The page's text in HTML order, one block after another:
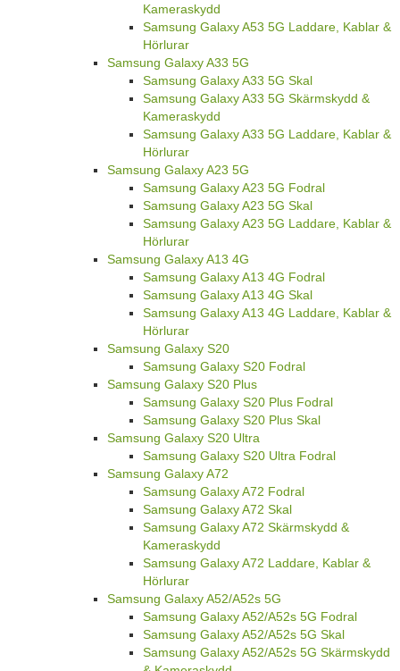
Kameraskydd
Samsung Galaxy A53 5G Laddare, Kablar &
Hörlurar
Samsung Galaxy A33 5G
Samsung Galaxy A33 5G Skal
Samsung Galaxy A33 5G Skärmskydd &
Kameraskydd
Samsung Galaxy A33 5G Laddare, Kablar &
Hörlurar
Samsung Galaxy A23 5G
Samsung Galaxy A23 5G Fodral
Samsung Galaxy A23 5G Skal
Samsung Galaxy A23 5G Laddare, Kablar &
Hörlurar
Samsung Galaxy A13 4G
Samsung Galaxy A13 4G Fodral
Samsung Galaxy A13 4G Skal
Samsung Galaxy A13 4G Laddare, Kablar &
Hörlurar
Samsung Galaxy S20
Samsung Galaxy S20 Fodral
Samsung Galaxy S20 Plus
Samsung Galaxy S20 Plus Fodral
Samsung Galaxy S20 Plus Skal
Samsung Galaxy S20 Ultra
Samsung Galaxy S20 Ultra Fodral
Samsung Galaxy A72
Samsung Galaxy A72 Fodral
Samsung Galaxy A72 Skal
Samsung Galaxy A72 Skärmskydd &
Kameraskydd
Samsung Galaxy A72 Laddare, Kablar &
Hörlurar
Samsung Galaxy A52/A52s 5G
Samsung Galaxy A52/A52s 5G Fodral
Samsung Galaxy A52/A52s 5G Skal
Samsung Galaxy A52/A52s 5G Skärmskydd